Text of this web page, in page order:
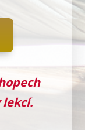
lekcí.